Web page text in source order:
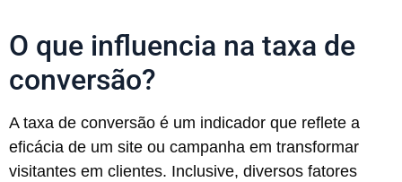
O que influencia na taxa de
conversão?
A taxa de conversão é um indicador que reflete a
eficácia de um site ou campanha em transformar
visitantes em clientes. Inclusive, diversos fatores